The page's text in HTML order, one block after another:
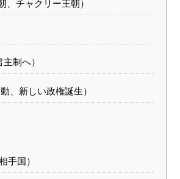
チャクリー王朝）
制へ）
、新しい政権誕生）
手国）